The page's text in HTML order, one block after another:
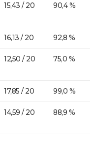
15,43 / 20 90,4 %
16,13 / 20 92,8 %
12,50 / 20 75,0 %
17,85 / 20 99,0 %
14,59 / 20 88,9 %